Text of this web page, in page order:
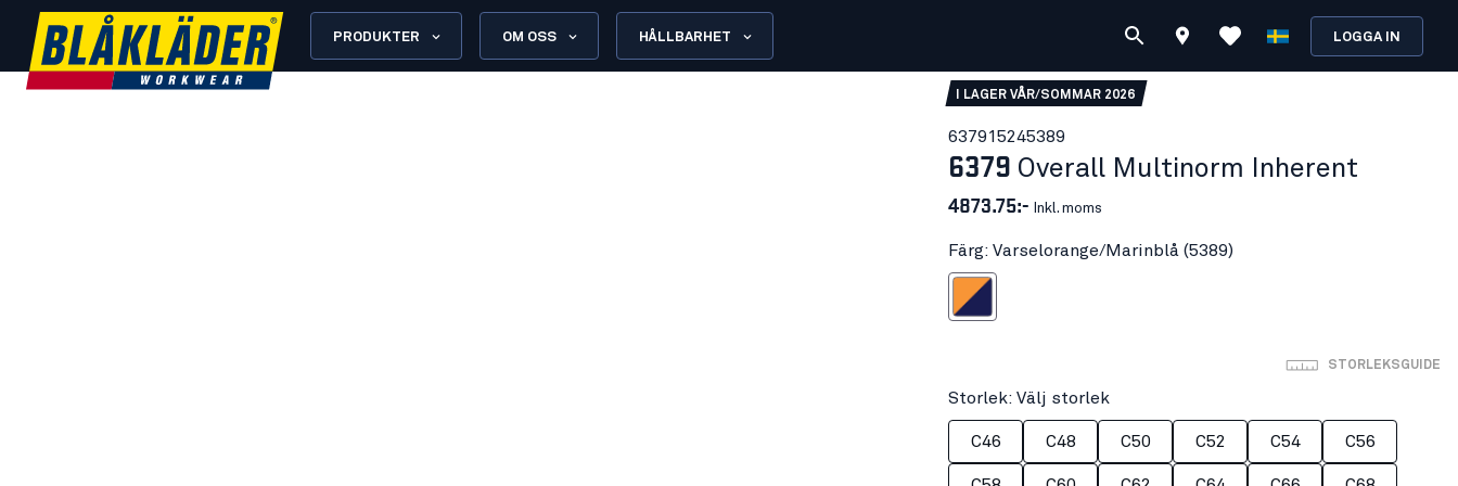
PRODUKTER OM OSS HÅLLBARHET LOGGA IN
I LAGER VÅR/SOMMAR 2026
637915245389
6379 Overall Multinorm Inherent
4873.75:- Inkl. moms
Färg: Varselorange/Marinblå (5389)
Varselorange/Marinblå
STORLEKSGUIDE
Storlek: Välj storlek
C46 C48 C50 C52 C54 C56